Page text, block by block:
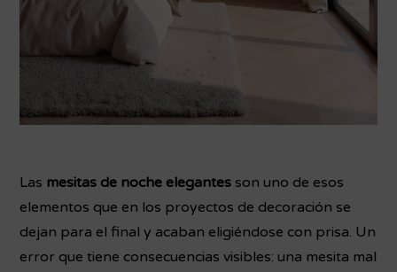
Las mesitas de noche elegantes son uno de esos
elementos que en los proyectos de decoración se
dejan para el final y acaban eligiéndose con prisa. Un
error que tiene consecuencias visibles: una mesita mal